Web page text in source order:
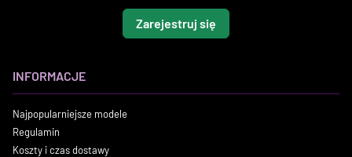
Zarejestruj się
INFORMACJE
Najpopularniejsze modele
Regulamin
Koszty i czas dostawy